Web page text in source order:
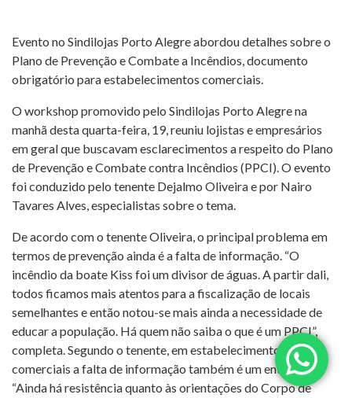
Evento no Sindilojas Porto Alegre abordou detalhes sobre o
Plano de Prevenção e Combate a Incêndios, documento
obrigatório para estabelecimentos comerciais.
O workshop promovido pelo Sindilojas Porto Alegre na
manhã desta quarta-feira, 19, reuniu lojistas e empresários
em geral que buscavam esclarecimentos a respeito do Plano
de Prevenção e Combate contra Incêndios (PPCI). O evento
foi conduzido pelo tenente Dejalmo Oliveira e por Nairo
Tavares Alves, especialistas sobre o tema.
De acordo com o tenente Oliveira, o principal problema em
termos de prevenção ainda é a falta de informação. “O
incêndio da boate Kiss foi um divisor de águas. A partir dali,
todos ficamos mais atentos para a fiscalização de locais
semelhantes e então notou-se mais ainda a necessidade de
educar a população. Há quem não saiba o que é um PPCI”,
completa. Segundo o tenente, em estabelecimentos
comerciais a falta de informação também é um entrave.
“Ainda há resistência quanto às orientações do Corpo de